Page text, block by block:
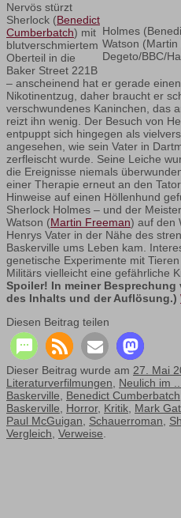
Holmes
Watson
Degeto/BBC/
Nervös stürzt
Sherlock (Benedict
Cumberbatch) mit
blutverschmiertem
Oberteil in die
Baker Street 221B
– anscheinend hat er gerade
Nikotinentzug, daher braucht er
verschwundenes Kaninchen, das
reizt ihn wenig. Der Besuch von
entpuppt sich hingegen als
angesehen, wie sein Vater in
zerfleischt wurde. Seine Leiche
die Ereignisse niemals
einer Therapie erneut an den
Hinweise auf einen Höllenhund
Sherlock Holmes – und der
Watson (Martin Freeman) auf den
Henrys Vater in der Nähe des
Baskerville ums Leben kam.
genetische Experimente mit
Militärs vielleicht eine gefährliche
Spoiler! In meiner
des Inhalts und der Auflösung.)
Diesen Beitrag teilen
Dieser Beitrag wurde am 27. Mai
Literaturverfilmungen, Neulich im
Baskerville, Benedict Cumberbatch
Baskerville, Horror, Kritik, Mark
Paul McGuigan, Schauerroman,
Vergleich, Verweise.